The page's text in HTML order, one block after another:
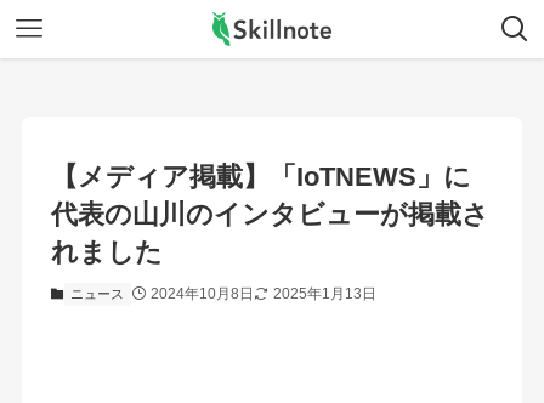
【メディア掲載】「IoTNEWS」に
代表の山川のインタビューが掲載さ
れました
ニュース 2024年10月8日 2025年1月13日